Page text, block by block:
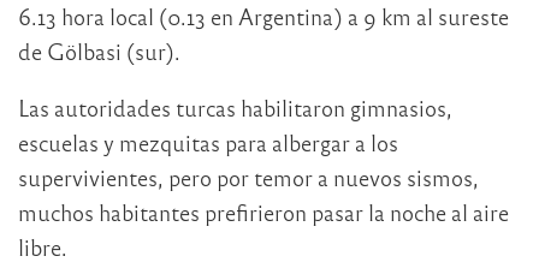
6.13 hora local (0.13 en Argentina) a 9 km al sureste
de Gölbasi (sur).
Las autoridades turcas habilitaron gimnasios,
escuelas y mezquitas para albergar a los
supervivientes, pero por temor a nuevos sismos,
muchos habitantes prefirieron pasar la noche al aire
libre.